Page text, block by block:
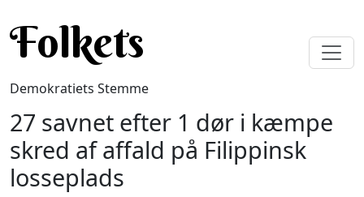
Folkets
Demokratiets Stemme
27 savnet efter 1 dør i kæmpe
skred af affald på Filippinsk
losseplads